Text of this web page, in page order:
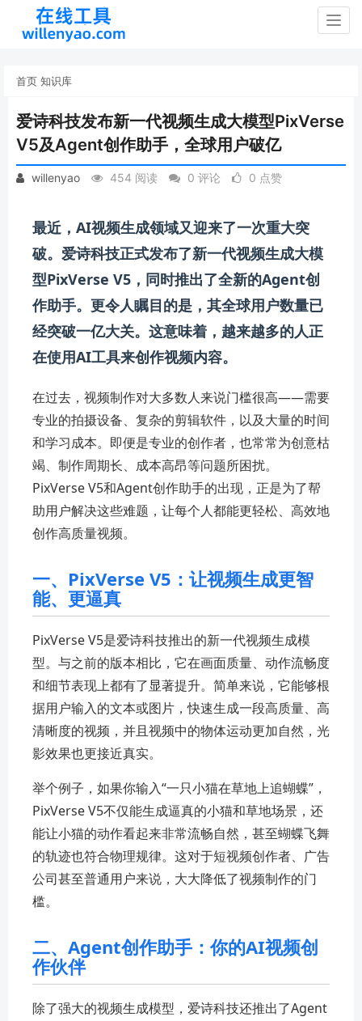
首页 知识库
爱诗科技发布新一代视频生成大模型PixVerse
V5及Agent创作助手，全球用户破亿
willenyao 454 阅读 0 评论 0 点赞
最近，AI视频生成领域又迎来了一次重大突
破。爱诗科技正式发布了新一代视频生成大模
型PixVerse V5，同时推出了全新的Agent创
作助手。更令人瞩目的是，其全球用户数量已
经突破一亿大关。这意味着，越来越多的人正
在使用AI工具来创作视频内容。
在过去，视频制作对大多数人来说门槛很高——需要
专业的拍摄设备、复杂的剪辑软件，以及大量的时间
和学习成本。即便是专业的创作者，也常常为创意枯
竭、制作周期长、成本高昂等问题所困扰。
PixVerse V5和Agent创作助手的出现，正是为了帮
助用户解决这些难题，让每个人都能更轻松、高效地
创作高质量视频。
一、PixVerse V5：让视频生成更智
能、更逼真
PixVerse V5是爱诗科技推出的新一代视频生成模
型。与之前的版本相比，它在画面质量、动作流畅度
和细节表现上都有了显著提升。简单来说，它能够根
据用户输入的文本或图片，快速生成一段高质量、高
清晰度的视频，并且视频中的物体运动更加自然，光
影效果也更接近真实。
举个例子，如果你输入“一只小猫在草地上追蝴蝶”，
PixVerse V5不仅能生成逼真的小猫和草地场景，还
能让小猫的动作看起来非常流畅自然，甚至蝴蝶飞舞
的轨迹也符合物理规律。这对于短视频创作者、广告
公司甚至普通用户来说，大大降低了视频制作的门
槛。
二、Agent创作助手：你的AI视频创
作伙伴
除了强大的视频生成模型，爱诗科技还推出了Agent